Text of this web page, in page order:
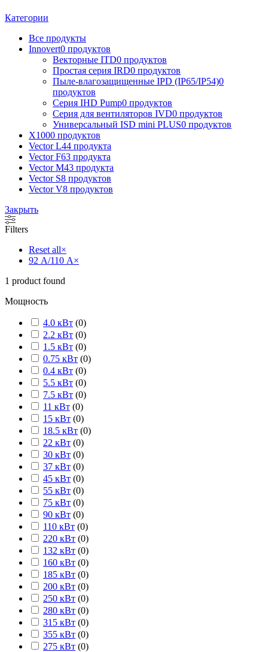
Категории
Все продукты
Innovert0 продуктов
Векторные ITD0 продуктов
Простая серия IRD0 продуктов
Пыле-влагозащищенные IPD (IP65/IP54)0
продуктов
Серия IHD Pump0 продуктов
Серия для вентиляторов IVD0 продуктов
Универсальный ISD mini PLUS0 продуктов
X1000 продуктов
Vector L44 продукта
Vector F63 продукта
Vector M43 продукта
Vector S8 продуктов
Vector V8 продуктов
Закрыть
Filters
Reset all×
92 А/110 А×
1 product found
Мощность
4.0 кВт (0)
2.2 кВт (0)
1.5 кВт (0)
0.75 кВт (0)
0.4 кВт (0)
5.5 кВт (0)
7.5 кВт (0)
11 кВт (0)
15 кВт (0)
18.5 кВт (0)
22 кВт (0)
30 кВт (0)
37 кВт (0)
45 кВт (0)
55 кВт (0)
75 кВт (0)
90 кВт (0)
110 кВт (0)
220 кВт (0)
132 кВт (0)
160 кВт (0)
185 кВт (0)
200 кВт (0)
250 кВт (0)
280 кВт (0)
315 кВт (0)
355 кВт (0)
275 кВт (0)